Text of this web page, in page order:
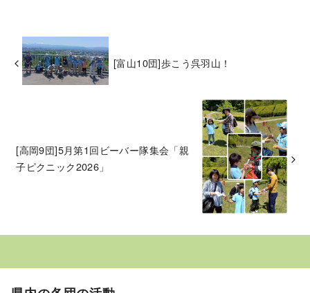
[富山10団]歩こう呉羽山！
[高岡9団]5月第1回ビーバー隊集会「親
子ピクニック2026」